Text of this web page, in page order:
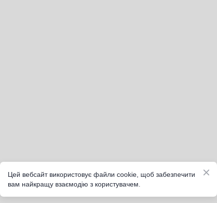
Цей вебсайт використовує файли cookie, щоб забезпечити
вам найкращу взаємодію з користувачем.